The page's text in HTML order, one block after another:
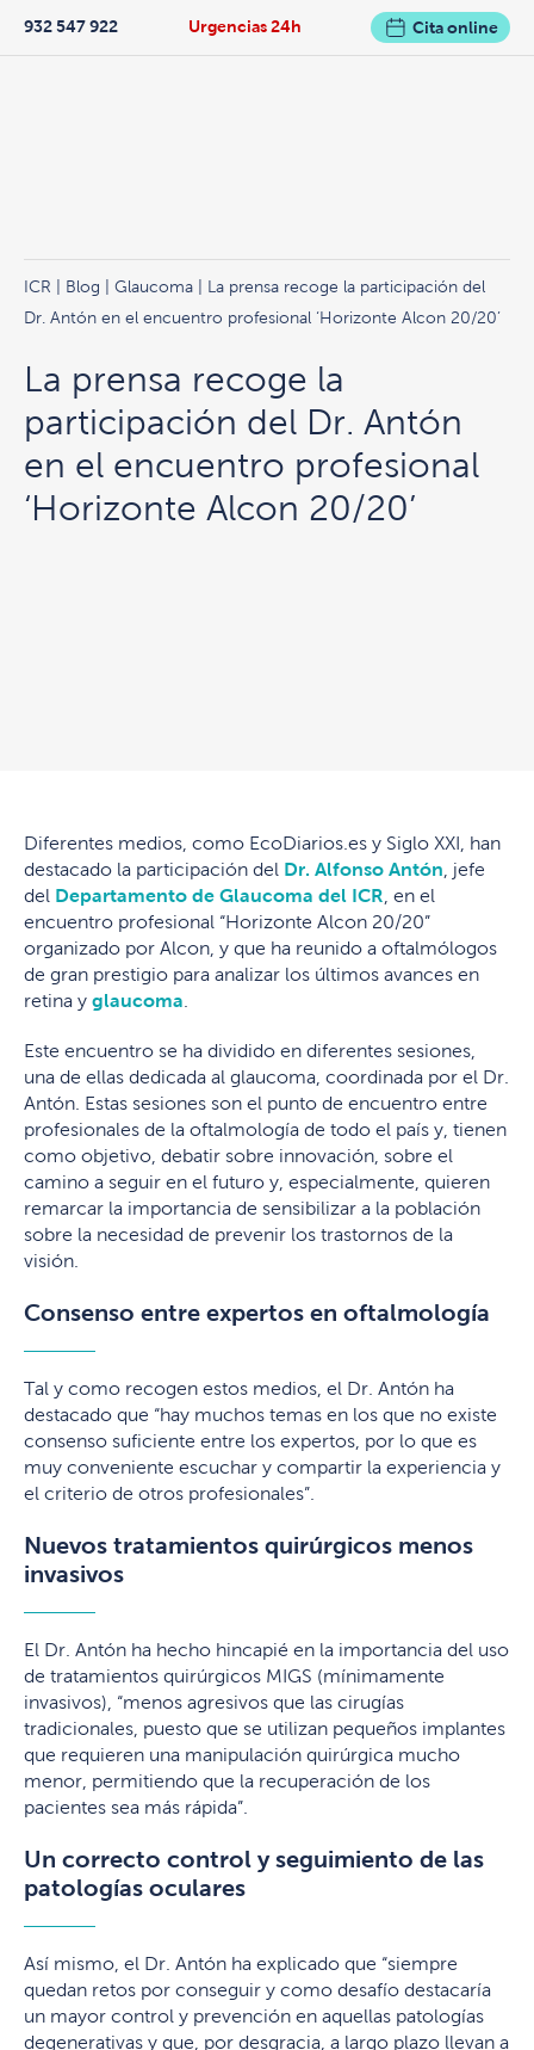
Urgencias 24h
932 547 922 Cita online
ICR Blog Glaucoma | La prensa recoge la participación del
Dr. Antón en el encuentro profesional ‘Horizonte Alcon 20/20’
La prensa recoge la
participación del Dr. Antón
en el encuentro profesional
‘Horizonte Alcon 20/20’
Diferentes medios, como EcoDiarios.es y Siglo XXI, han
destacado la participación del Dr. Alfonso Antón, jefe
del Departamento de Glaucoma del ICR, en el
encuentro profesional “Horizonte Alcon 20/20”
organizado por Alcon, y que ha reunido a oftalmólogos
de gran prestigio para analizar los últimos avances en
retina y glaucoma.
Este encuentro se ha dividido en diferentes sesiones,
una de ellas dedicada al glaucoma, coordinada por el Dr.
Antón. Estas sesiones son el punto de encuentro entre
profesionales de la oftalmología de todo el país y, tienen
como objetivo, debatir sobre innovación, sobre el
camino a seguir en el futuro y, especialmente, quieren
remarcar la importancia de sensibilizar a la población
sobre la necesidad de prevenir los trastornos de la
visión.
Consenso entre expertos en oftalmología
Tal y como recogen estos medios, el Dr. Antón ha
destacado que “hay muchos temas en los que no existe
consenso suficiente entre los expertos, por lo que es
muy conveniente escuchar y compartir la experiencia y
el criterio de otros profesionales”.
Nuevos tratamientos quirúrgicos menos
invasivos
El Dr. Antón ha hecho hincapié en la importancia del uso
de tratamientos quirúrgicos MIGS (mínimamente
invasivos), “menos agresivos que las cirugías
tradicionales, puesto que se utilizan pequeños implantes
que requieren una manipulación quirúrgica mucho
menor, permitiendo que la recuperación de los
pacientes sea más rápida”.
Un correcto control y seguimiento de las
patologías oculares
Así mismo, el Dr. Antón ha explicado que “siempre
quedan retos por conseguir y como desafío destacaría
un mayor control y prevención en aquellas patologías
degenerativas y que, por desgracia, a largo plazo llevan a